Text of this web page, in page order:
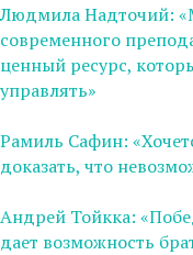
Людмила Надточий:
современного
ценный ресурс,
управлять»
Рамиль Сафин:
доказать, что
Андрей Тойкка:
дает возможность